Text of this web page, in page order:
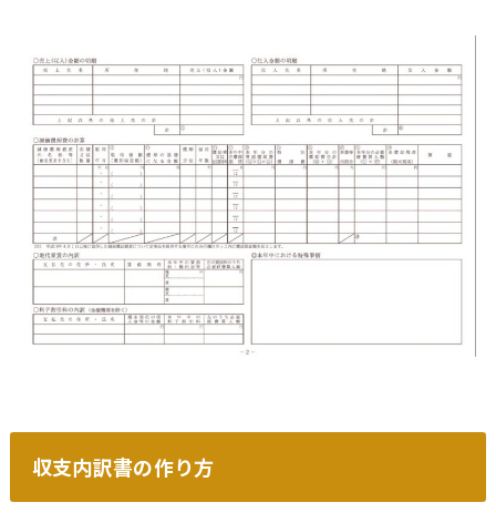
収支内訳書の作り方